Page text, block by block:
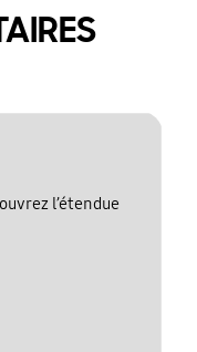
l’étendue